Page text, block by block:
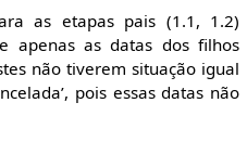
as etapas pais (1.1, 1.2)
apenas as datas dos filhos
não tiverem situação igual
pois essas datas não